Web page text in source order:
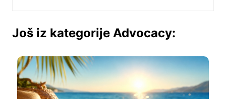
Još iz kategorije Advocacy: